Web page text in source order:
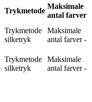
Trykmetode
Maksimale
antal farver
Trykmetode
silketryk
Maksimale
antal farver -
Trykmetode
silketryk
Maksimale
antal farver -